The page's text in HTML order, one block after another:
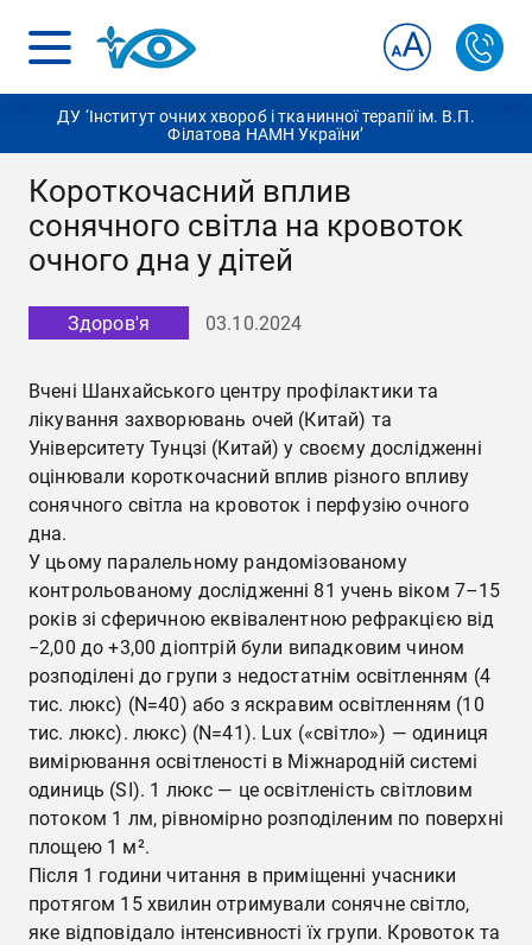
ДУ ‘Інститут очних хвороб і тканинної терапії ім. В.П.
Філатова НАМН України’
Короткочасний вплив
сонячного світла на кровоток
очного дна у дітей
Здоров'я 03.10.2024
Вчені Шанхайського центру профілактики та
лікування захворювань очей (Китай) та
Університету Тунцзі (Китай) у своєму дослідженні
оцінювали короткочасний вплив різного впливу
сонячного світла на кровоток і перфузію очного
дна.
У цьому паралельному рандомізованому
контрольованому дослідженні 81 учень віком 7–15
років зі сферичною еквівалентною рефракцією від
−2,00 до +3,00 діоптрій були випадковим чином
розподілені до групи з недостатнім освітленням (4
тис. люкс) (N=40) або з яскравим освітленням (10
тис. люкс). люкс) (N=41). Lux («світло») — одиниця
вимірювання освітленості в Міжнародній системі
одиниць (SI). 1 люкс — це освітленість світловим
потоком 1 лм, рівномірно розподіленим по поверхні
площею 1 м².
Після 1 години читання в приміщенні учасники
протягом 15 хвилин отримували сонячне світло,
яке відповідало інтенсивності їх групи. Кровоток та